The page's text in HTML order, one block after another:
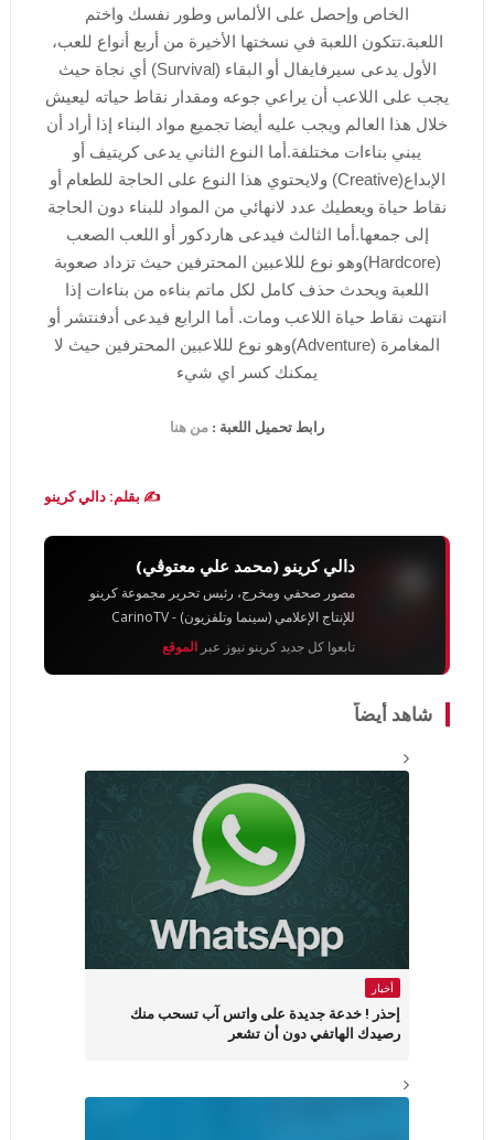
الخاص وإحصل على الألماس وطور نفسك واختم
اللعبة.تتكون اللعبة في نسختها الأخيرة من أربع أنواع للعب،
الأول يدعى سيرفايفال أو البقاء (Survival) أي نجاة حيث
يجب على اللاعب أن يراعي جوعه ومقدار نقاط حياته ليعيش
خلال هذا العالم ويجب عليه أيضا تجميع مواد البناء إذا أراد أن
يبني بناءات مختلفة.أما النوع الثاني يدعى كريتيف أو
الإبداع(Creative) ولايحتوي هذا النوع على الحاجة للطعام أو
نقاط حياة ويعطيك عدد لانهائي من المواد للبناء دون الحاجة
إلى جمعها.أما الثالث فيدعى هاردكور أو اللعب الصعب
(Hardcore)وهو نوع لللاعبين المحترفين حيث تزداد صعوبة
اللعبة ويحدث حذف كامل لكل ماتم بناءه من بناءات إذا
انتهت نقاط حياة اللاعب ومات. أما الرابع فيدعى أدفنتشر أو
المغامرة (Adventure)وهو نوع لللاعبين المحترفين حيث لا
يمكنك كسر اي شيء
رابط تحميل اللعبة : من هنا
✍️ بقلم: دالي كرينو
دالي كرينو (محمد علي معتوڨي)
مصور صحفي ومخرج، رئيس تحرير مجموعة كرينو
للإنتاج الإعلامي (سينما وتلفزيون) - CarinoTV
تابعوا كل جديد كرينو نيوز عبر الموقع
شاهد أيضاً
أخبار
إحذر ! خدعة جديدة على واتس آب تسحب منك
رصيدك الهاتفي دون أن تشعر